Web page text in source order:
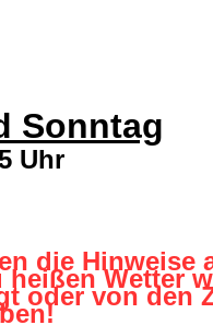
Sonntag
Uhr
die Hinweise
heißen Wetter
oder von den